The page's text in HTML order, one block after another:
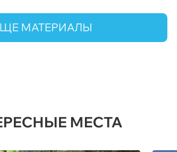
МАТЕРИАЛЫ
МЕСТА